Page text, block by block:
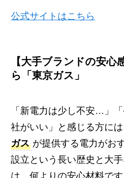
公式サイトはこちら
【大手ブランドの安心
ら「東京ガス」
「新電力は少し不安…」
社がいい」と感じる方に
ガス が提供する電力がお
設立という長い歴史と大